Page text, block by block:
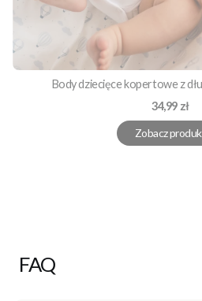
Body dziecięce kopertowe z
Cena
34,99 zł
Zobacz
FAQ